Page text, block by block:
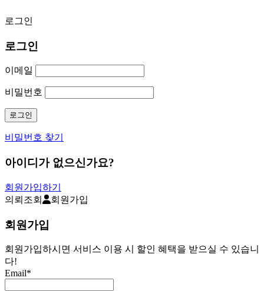
로그인
로그인
이메일
비밀번호
비밀번호 찾기
아이디가 없으신가요?
회원가입하기
의뢰조회
회원가입
회원가입
회원가입하시면 서비스 이용 시 할인 혜택을 받으실 수 있습니
다!
Email*